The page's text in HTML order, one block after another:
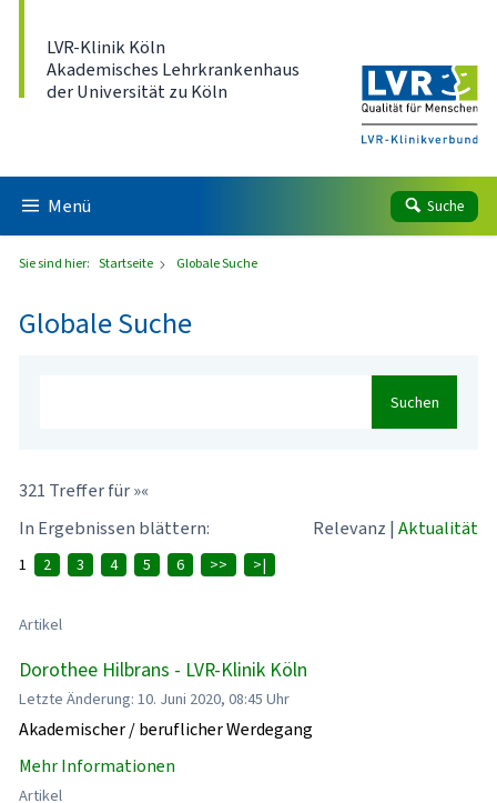
LVR-Klinik Köln
Akademisches Lehrkrankenhaus
der Universität zu Köln
Menü Suche
Sie sind hier: Startseite Globale Suche
Globale Suche
Suchen
321 Treffer für »«
In Ergebnissen blättern:
Relevanz | Aktualität
1 2 3 4 5 6 >> >|
Artikel
Dorothee Hilbrans - LVR-Klinik Köln
Letzte Änderung: 10. Juni 2020, 08:45 Uhr
Akademischer / beruflicher Werdegang
Mehr Informationen
Artikel